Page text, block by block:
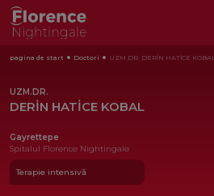
pagina de start Doctori UZM.DR. DERİN HATİCE KOBAL
UZM.DR.
DERİN HATİCE KOBAL
Gayrettepe
Spitalul Florence Nightingale
Terapie intensivă